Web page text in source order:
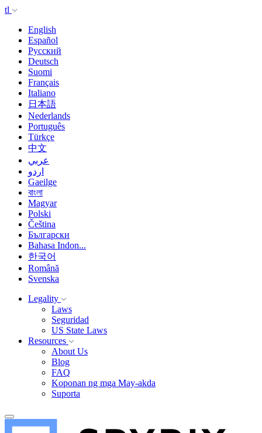
tl
English
Español
Русский
Deutsch
Suomi
Français
Italiano
日本語
Nederlands
Português
Türkçe
中文
عربي
اردو
Gaeilge
বাংলা
Magyar
Polski
Čeština
Български
Bahasa Indon...
한국어
Română
Svenska
Legality
Laws
Seguridad
US State Laws
Resources
About Us
Blog
FAQ
Koponan ng mga May-akda
Suporta